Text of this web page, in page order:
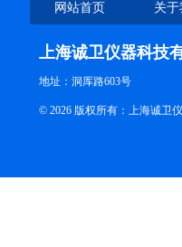
网站首页 关
上海诚卫仪器科技
地址：洞厍路603号
© 2026 版权所有：上海诚卫